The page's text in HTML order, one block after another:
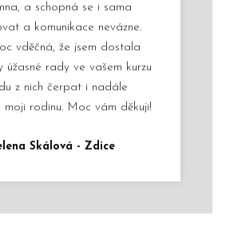
a schopná se i sama
a komunikace nevázne.
vděčná, že jsem dostala
úžasné rady ve vašem kurzu
z nich čerpat i nadále
moji rodinu. Moc vám děkuji!
Skálová - Zdice